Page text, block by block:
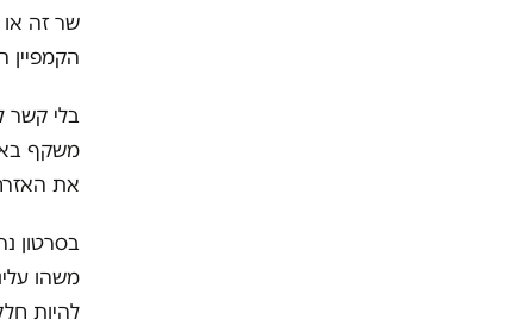
שר זה
הקמפיין
משקף
את
בסרטון
משהו
להיות